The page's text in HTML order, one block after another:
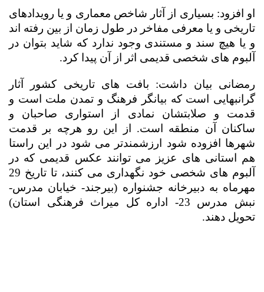
او افزود: بسیاری از آثار شاخص معماری و یا رویدادهای
تاریخی و یا معرفی مفاخر در طول زمان از بین رفته اند
و یا هیچ سند و مستندی وجود ندارد که شاید بتوان در
آلبوم های شخصی قدیمی اثر از آن پیدا کرد.
رمضانی بیان داشت: بافت های تاریخی کشور آثار
گرانبهایی است که بیانگر فرهنگ و تمدن ملت است و
قدمت و صلابتشان نمادی از استواری صاحبان و
ساکنان آن منطقه است. از این رو هرچه بر قدمت
شهرها افزوده شود ارزشمندتر می شود در این راستا
هم استانی های عزیز می توانند عکس قدیمی که در
آلبوم های شخصی خود نگهداری می کنند، تا تاریخ 29
مهرماه به دبیرخانه جشنواره (بیرجند- خیابان مدرس-
نبش مدرس 23- اداره کل میراث فرهنگی استان)
تحویل دهند.